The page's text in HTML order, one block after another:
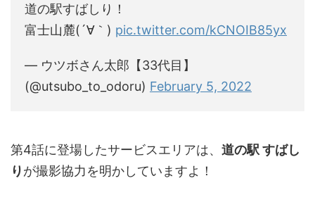
道の駅すばしり！
富士山麓(´∀｀) pic.twitter.com/kCNOIB85yx
— ウツボさん太郎【33代目】
(@utsubo_to_odoru) February 5, 2022
第4話に登場したサービスエリアは、 道の駅 すばし
りが撮影協力を明かしていますよ！